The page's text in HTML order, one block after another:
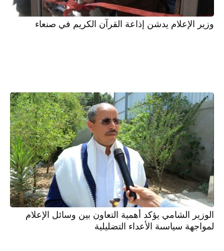
وزير الإعلام يدشن إذاعة القرآن الكريم في صنعاء
الوزير الشامي يؤكد أهمية التعاون بين وسائل الإعلام
لمواجهة سياسىة الأعداء التضليلية